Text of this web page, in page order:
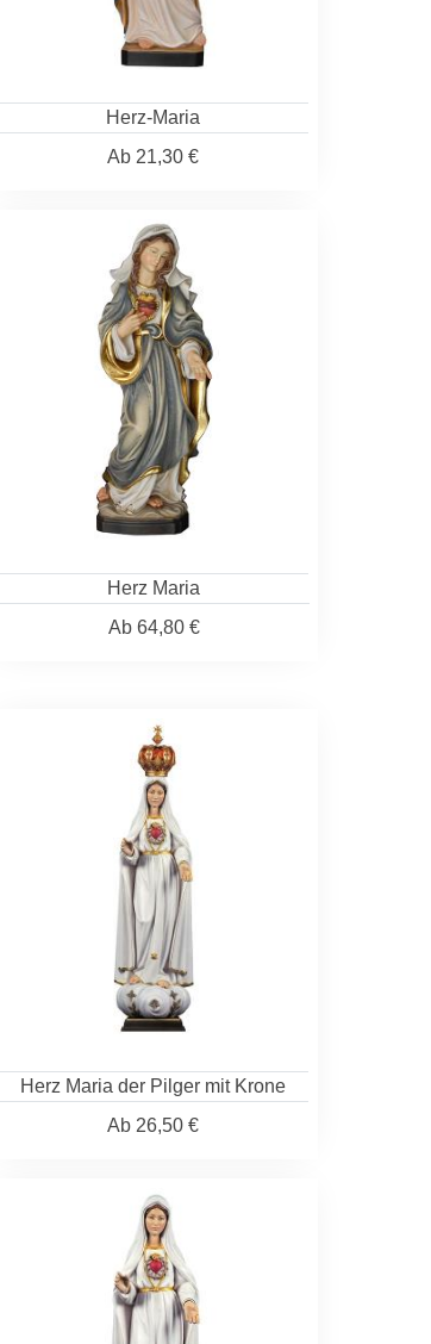
Herz-Maria
Ab 21,30 €
Herz Maria
Ab64,80 €
Herz Maria der Pilger mit Krone
Ab 26,50 €